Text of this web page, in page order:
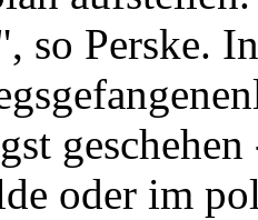
so Perske.
oder im